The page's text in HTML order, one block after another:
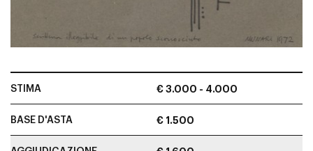
STIMA € 3.000 - 4.000
BASE D'ASTA € 1.500